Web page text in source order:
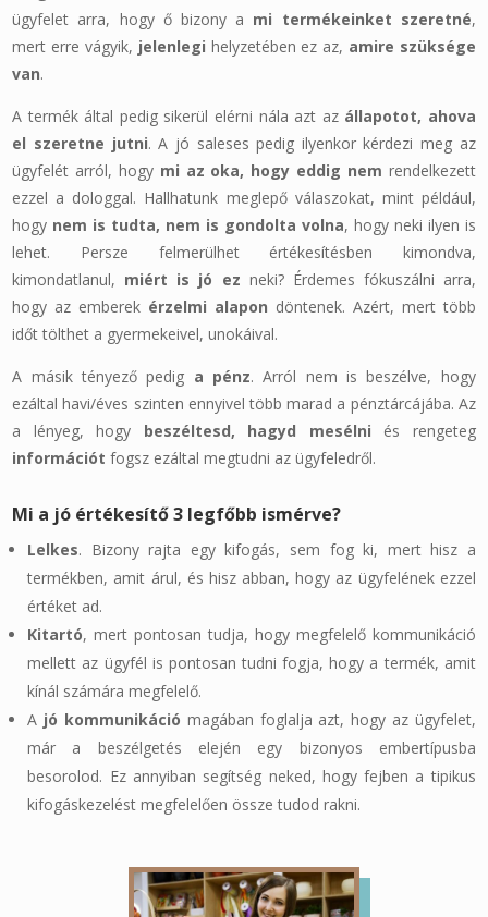
ügyfelet arra, hogy ő bizony a mi termékeinket szeretné,
mert erre vágyik, jelenlegi helyzetében ez az, amire szüksége
van.
A termék által pedig sikerül elérni nála azt az állapotot, ahova
el szeretne jutni. A jó saleses pedig ilyenkor kérdezi meg az
ügyfelét arról, hogy mi az oka, hogy eddig nem rendelkezett
ezzel a dologgal. Hallhatunk meglepő válaszokat, mint például,
hogy nem is tudta, nem is gondolta volna, hogy neki ilyen is
lehet. Persze felmerülhet értékesítésben kimondva,
kimondatlanul, miért is jó ez neki? Érdemes fókuszálni arra,
hogy az emberek érzelmi alapon döntenek. Azért, mert több
időt tölthet a gyermekeivel, unokáival.
A másik tényező pedig a pénz. Arról nem is beszélve, hogy
ezáltal havi/éves szinten ennyivel több marad a pénztárcájába. Az
a lényeg, hogy beszéltesd, hagyd mesélni és rengeteg
információt fogsz ezáltal megtudni az ügyfeledről.
Mi a jó értékesítő 3 legfőbb ismérve?
Lelkes. Bizony rajta egy kifogás, sem fog ki, mert hisz a
termékben, amit árul, és hisz abban, hogy az ügyfelének ezzel
értéket ad.
Kitartó, mert pontosan tudja, hogy megfelelő kommunikáció
mellett az ügyfél is pontosan tudni fogja, hogy a termék, amit
kínál számára megfelelő.
A jó kommunikáció magában foglalja azt, hogy az ügyfelet,
már a beszélgetés elején egy bizonyos embertípusba
besorolod. Ez annyiban segítség neked, hogy fejben a tipikus
kifogáskezelést megfelelően össze tudod rakni.